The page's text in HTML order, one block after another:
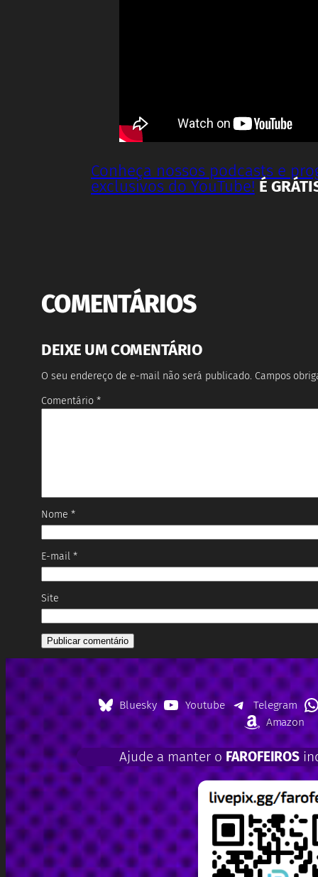
Conheça nossos podcasts e
exclusivos do YouTube! É
COMENTÁRIOS
DEIXE UM COMENTÁRIO
O seu endereço de e-mail não será publicado. Campos
Comentário *
Nome *
E-mail *
Site
Bluesky Youtube
Telegram
Amazon
Ajude a manter o FAROFEIROS